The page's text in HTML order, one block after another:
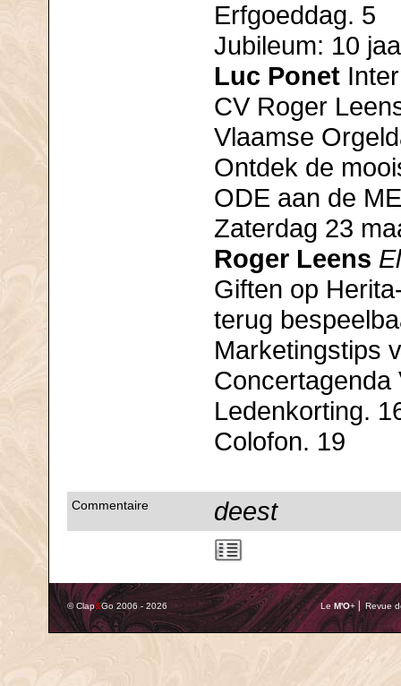
Erfgoeddag. 5
Jubileum: 10
Luc Ponet
CV Roger
Vlaamse
Ontdek de
ODE aan de
Zaterdag 23
Roger Leens
Giften op
terug
Marketingstips
Concertagenda
Ledenkorting.
Colofon. 19
Commentaire deest
© Clap&Go 2006 - 2026 Le M'O+ ⎢ Revue